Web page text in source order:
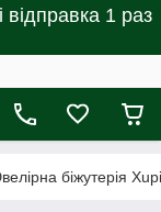
відправка 1 раз
біжутерія